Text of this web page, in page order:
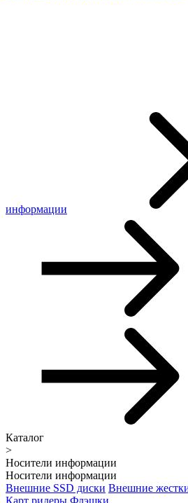
информации
Каталог
>
Носители информации
Носители информации
Внешние SSD диски Внешние
Карт ридеры Флэшки